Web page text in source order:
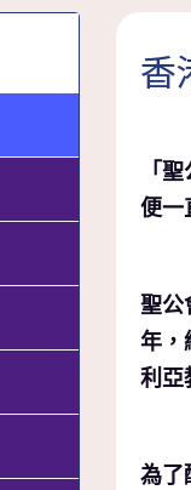
香
「
便一
聖公
年，
利亞
為了